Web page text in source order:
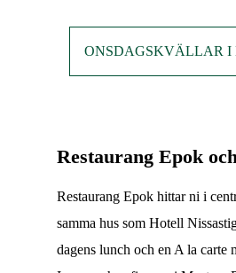
ONSDAGSKVÄLLAR I
Restaurang Epok
Restaurang Epok hittar ni i
samma hus som Hotell
dagens lunch och en A la carte